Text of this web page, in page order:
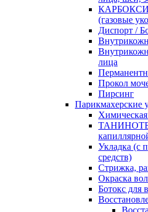
(газовые
Диспорт /
лица
Прокол
Пирсинг
Парикмахерские
Химическая
Укладка (с
средств)
Стрижка,
Окраска
Ботокс для